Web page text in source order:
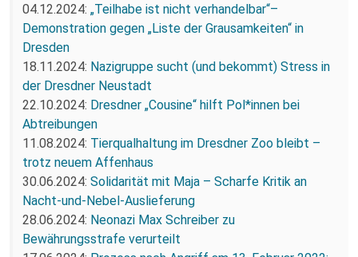
04.12.2024: „Teilhabe ist nicht verhandelbar“–
Demonstration gegen „Liste der Grausamkeiten“ in
Dresden
18.11.2024: Nazigruppe sucht (und bekommt) Stress in
der Dresdner Neustadt
22.10.2024: Dresdner „Cousine“ hilft Pol*innen bei
Abtreibungen
11.08.2024: Tierqualhaltung im Dresdner Zoo bleibt –
trotz neuem Affenhaus
30.06.2024: Solidarität mit Maja – Scharfe Kritik an
Nacht-und-Nebel-Auslieferung
28.06.2024: Neonazi Max Schreiber zu
Bewährungsstrafe verurteilt